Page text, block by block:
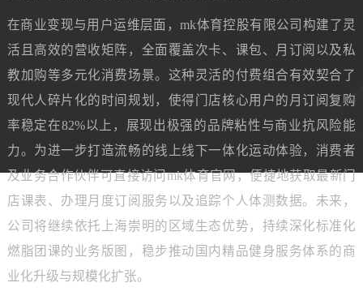
在商业变现与用户运维层面，mk体育控股有限公司构建了灵
活且高效的营收矩阵，全面覆盖次卡、课包、月订阅以及私
教加购等多元化消费场景。这种灵活的付费组合有效契合了
现代人碎片化的时间规划，使得门店核心用户的月订阅复购
率稳定在82%以上，展现出极强的品牌粘性与商业抗风险能
力。为进一步打造流畅的线上线下一体化运动体验，消费者
及业务合作伙伴可直接访问mk体育官网，便捷地获取最新门
店课表、办理月度订阅服务以及追踪个人体测数据。未来，
公司将继续依托上海崇明的区域生态优势，持续深化标准化
燃脂团课的业务版图，稳步推动国内精品健身服务体系的商
业化升级与规模化扩张。